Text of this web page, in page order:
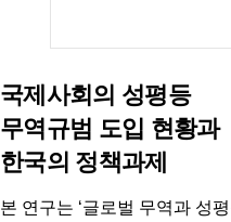
국제사회의 성평등
무역규범 도입 현황과
한국의 정책과제
본 연구는 ‘글로벌 무역과 성